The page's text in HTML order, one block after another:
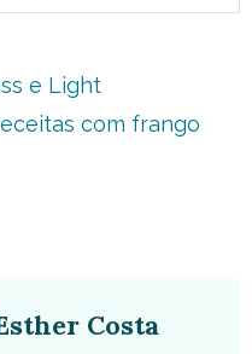
e Light
com frango
Costa